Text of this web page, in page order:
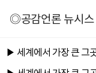
◎공감언론 뉴시스